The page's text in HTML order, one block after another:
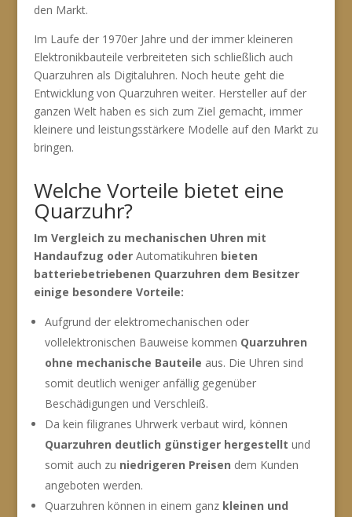
den Markt.
Im Laufe der 1970er Jahre und der immer kleineren
Elektronikbauteile verbreiteten sich schließlich auch
Quarzuhren als Digitaluhren. Noch heute geht die
Entwicklung von Quarzuhren weiter. Hersteller auf der
ganzen Welt haben es sich zum Ziel gemacht, immer
kleinere und leistungsstärkere Modelle auf den Markt zu
bringen.
Welche Vorteile bietet eine
Quarzuhr?
Im Vergleich zu mechanischen Uhren mit
Handaufzug oder Automatikuhren bieten
batteriebetriebenen Quarzuhren dem Besitzer
einige besondere Vorteile:
Aufgrund der elektromechanischen oder
vollelektronischen Bauweise kommen Quarzuhren
ohne mechanische Bauteile aus. Die Uhren sind
somit deutlich weniger anfällig gegenüber
Beschädigungen und Verschleiß.
Da kein filigranes Uhrwerk verbaut wird, können
Quarzuhren deutlich günstiger hergestellt und
somit auch zu niedrigeren Preisen dem Kunden
angeboten werden.
Quarzuhren können in einem ganzkleinen und